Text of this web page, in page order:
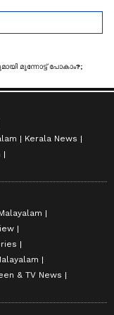
Kerala News
& TV News